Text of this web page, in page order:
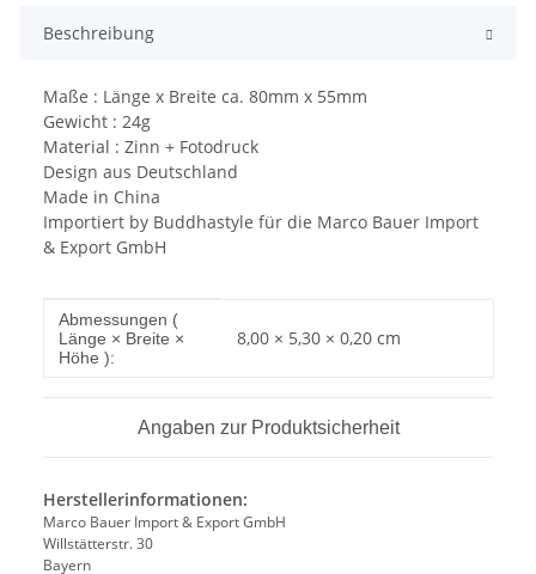
Beschreibung
Maße : Länge x Breite ca. 80mm x 55mm
Gewicht : 24g
Material : Zinn + Fotodruck
Design aus Deutschland
Made in China
Importiert by Buddhastyle für die Marco Bauer Import
& Export GmbH
Produkteigenschaft
Wert
Abmessungen (
Länge × Breite ×
Höhe ):
8,00 × 5,30 × 0,20 cm
Angaben zur Produktsicherheit
Herstellerinformationen:
Marco Bauer Import & Export GmbH
Willstätterstr. 30
Bayern